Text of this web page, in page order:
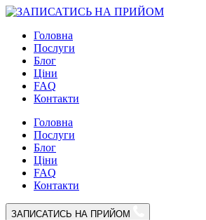
Головна
Послуги
Блог
Цiни
FAQ
Контакти
Головна
Послуги
Блог
Цiни
FAQ
Контакти
ЗАПИСАТИСЬ НА ПРИЙОМ